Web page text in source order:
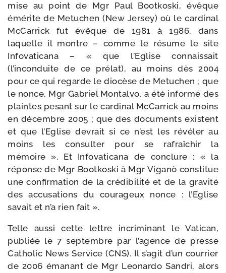
mise au point de Mgr Paul Bootkoski, évêque
émé­rite de Metuchen (New Jersey) où le car­di­nal
McCarrick fut évêque de 1981 à 1986, dans
laquelle il montre – comme le résume le site
Infovaticana – « que l’Eglise connais­sait
(l’inconduite de ce pré­lat), au moins dès 2004
pour ce qui regarde le dio­cèse de Metuchen ; que
le nonce, Mgr Gabriel Montalvo, a été infor­mé des
plaintes pesant sur le car­di­nal McCarrick au moins
en décembre 2005 ; que des docu­ments existent
et que l’Eglise devrait si ce n’est les révé­ler au
moins les consul­ter pour se rafraî­chir la
mémoire ». Et Infovaticana de conclure : « la
réponse de Mgr Bootkoski à Mgr Viganò consti­tue
une confir­ma­tion de la cré­di­bi­li­té et de la gra­vi­té
des accu­sa­tions du cou­ra­geux nonce : l’Eglise
savait et n’a rien fait ».
Telle aus­si cette lettre incri­mi­nant le Vatican,
publiée le 7 sep­tembre par l’agence de presse
Catholic News Service (CNS). Il s’agit d’un cour­rier
de 2006 éma­nant de Mgr Leonardo Sandri, alors